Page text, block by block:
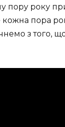
пору року
пора
з того,